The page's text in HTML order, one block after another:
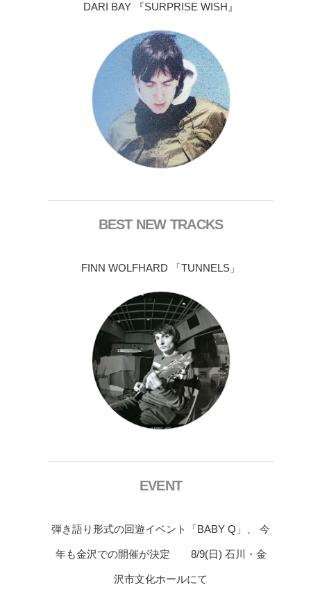
DARI BAY 『SURPRISE WISH』
BEST NEW TRACKS
FINN WOLFHARD 「TUNNELS」
EVENT
弾き語り形式の回遊イベント「BABY Q」、 今
年も金沢での開催が決定 8/9(日) 石川・金
沢市文化ホールにて